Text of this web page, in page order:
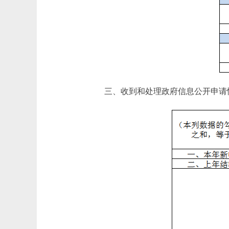
三、收到和处理政府信息公开申请